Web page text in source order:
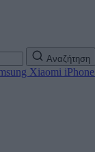
Αναζήτηση
Xiaomi iPhone